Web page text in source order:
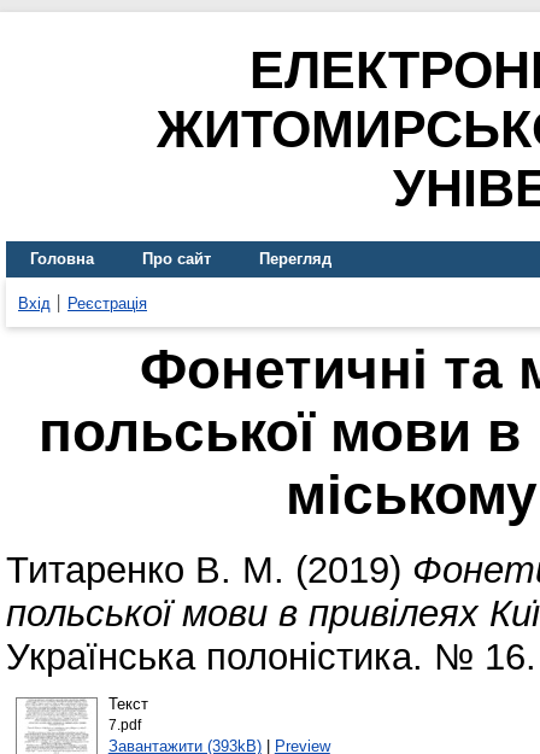
Головна Про сайт Перегляд
Вхід Реєстрація
Фонетичні та
польської мови в
Титаренко В. М. (2019)
польської мови в привілеях
Українська полоністика. №
Текст
7.pdf
Завантажити (393kB)| Preview